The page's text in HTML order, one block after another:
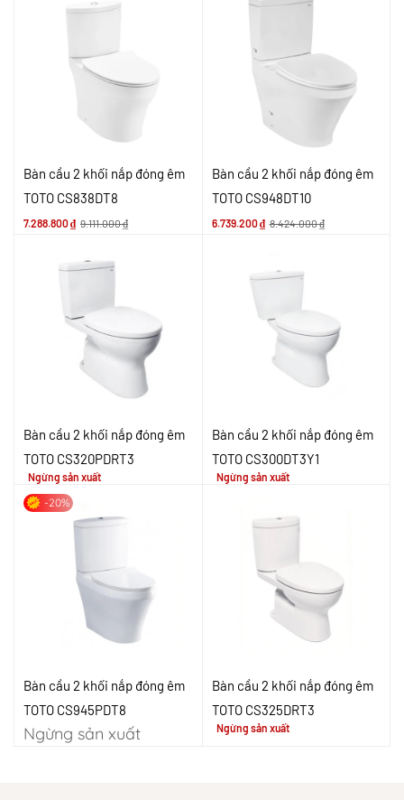
Bàn cầu 2 khối nắp đóng êm
TOTO CS838DT8
7.288.800₫ 9.111.000₫
Bàn cầu 2 khối nắp đóng êm
TOTO CS948DT10
6.739.200₫ 8.424.000₫
Bàn cầu 2 khối nắp đóng êm
TOTO CS320PDRT3
Ngừng sản xuất
Bàn cầu 2 khối nắp đóng êm
TOTO CS300DT3Y1
Ngừng sản xuất
-20%
Bàn cầu 2 khối nắp đóng êm
TOTO CS945PDT8
Ngừng sản xuất
Bàn cầu 2 khối nắp đóng êm
TOTO CS325DRT3
Ngừng sản xuất